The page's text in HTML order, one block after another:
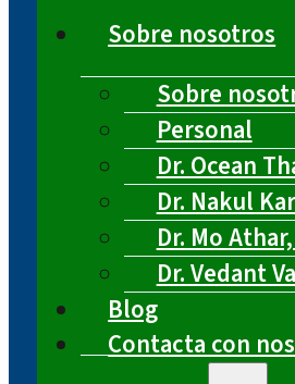
Sobre nosotros
Sobre
Personal
Dr. Ocean
Dr. Nakul
Dr. Mo
Dr. Vedant
Blog
Contacta con